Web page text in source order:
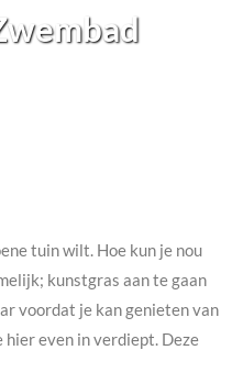
tuin wilt. Hoe kun je nou
kunstgras aan te gaan
voordat je kan genieten van
even in verdiept. Deze